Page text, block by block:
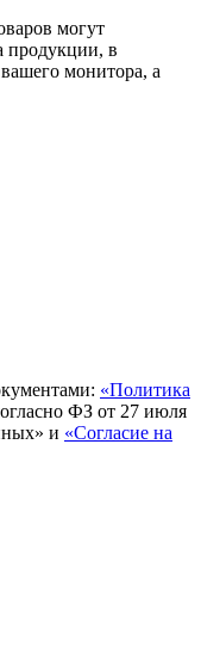
могут
продукции, в
монитора, а
«Политика
ФЗ от 27 июля
и «Согласие на